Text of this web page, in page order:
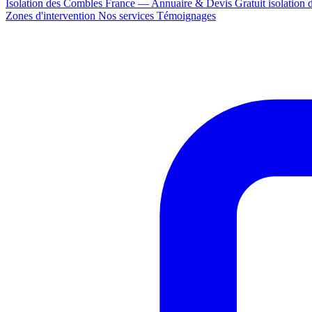
Isolation des Combles France — Annuaire & Devis Gratuit isolation
Zones d'intervention Nos services Témoignages